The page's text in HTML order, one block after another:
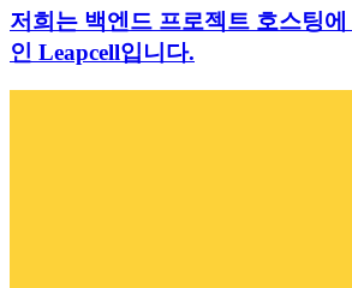
저희는 백엔드 프로젝트 호스팅
인 Leapcell입니다.